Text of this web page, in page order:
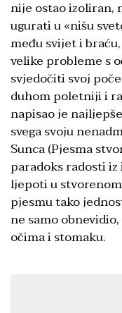
nije ostao izoliran,
ugurati u «nišu
među svijet i
velike probleme s
svjedočiti svoj
duhom poletniji i
napisao je
svega svoju
Sunca (Pjesma
paradoks radosti
ljepoti u
pjesmu tako
ne samo
očima i stomaku.